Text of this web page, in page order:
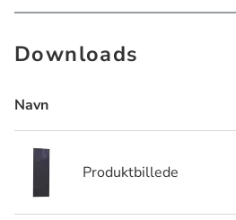
Downloads
Navn
Produktbillede